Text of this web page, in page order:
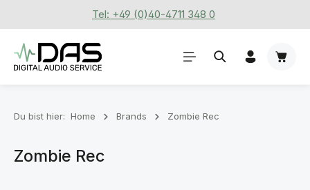
Zum Hauptinhalt springenTel: +49 (0)40-4711 348 0
Du bist hier: Home Brands Zombie Rec
Zombie Rec